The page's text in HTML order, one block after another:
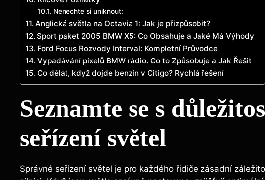
Nenechte si uniknout:
Anglická světla na Octavia 1: Jak je přizpůsobit?
Sport paket 2005 BMW X5: Co Obsahuje a Jaké Má Výhody
Ford Focus Rozvody Interval: Kompletní Průvodce
Vypadávání pixelů BMW rádio: Co to Způsobuje a Jak Řešit
Co dělat, když dojde benzin v Citigo? Rychlá řešení
Seznamte se s
seřízení světel
Správné seřízení světel je pro každého řidiče zásadní